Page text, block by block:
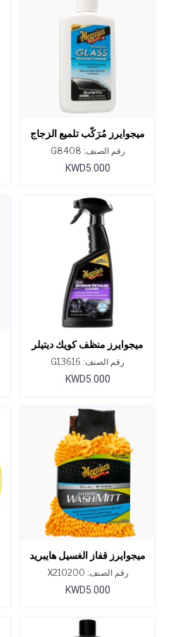
ميجوايرز مُرَكّب تلميع الزجاج
بيرفكت كلاريتي 8 أونصة
رقم الصنف: G8408
KWD5.000
ميجوايرز منظف ​​كويك ديتيلر
الداخلي 16 أونصة
رقم الصنف: G13616
KWD5.000
ميجوايرز قفاز الغسيل هايبريد
واشرقم الصنف: X210200
KWD5.000